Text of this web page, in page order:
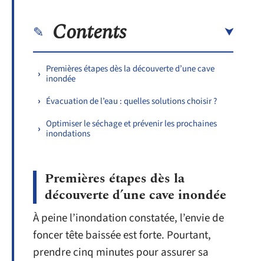
Contents
Premières étapes dès la découverte d’une cave
inondée
Évacuation de l’eau : quelles solutions choisir ?
Optimiser le séchage et prévenir les prochaines
inondations
Premières étapes dès la
découverte d’une cave inondée
À peine l’inondation constatée, l’envie de
foncer tête baissée est forte. Pourtant,
prendre cinq minutes pour assurer sa